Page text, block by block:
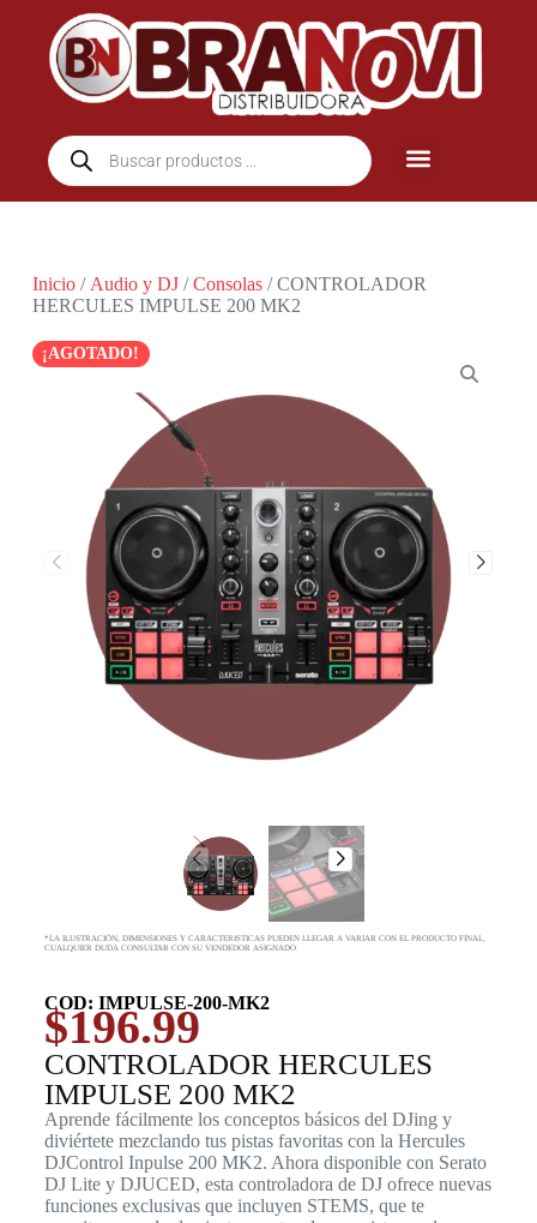
Inicio/ Audio y DJ/Consolas/ CONTROLADOR
HERCULES IMPULSE 200 MK2
¡AGOTADO!
*LA ILUSTRACIÓN, DIMENSIONES Y CARACTERISTICAS PUEDEN LLEGAR A VARIAR CON EL PRODUCTO FINAL,
CUALQUIER DUDA CONSULTAR CON SU VENDEDOR ASIGNADO
COD: IMPULSE-200-MK2
$196.99
CONTROLADOR HERCULES
IMPULSE 200 MK2
Aprende fácilmente los conceptos básicos del DJing y
diviértete mezclando tus pistas favoritas con la Hercules
DJControl Inpulse 200 MK2. Ahora disponible con Serato
DJ Lite y DJUCED, esta controladora de DJ ofrece nuevas
funciones exclusivas que incluyen STEMS, que te